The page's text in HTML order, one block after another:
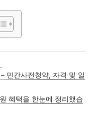
민간사전청약, 자격 및 일
혜택을 한눈에 정리했습